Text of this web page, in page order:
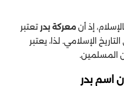
إذ أن معركة بدر تعتبر
الإسلامي. لذا، يعتبر
المسلمين.
اسم بدر